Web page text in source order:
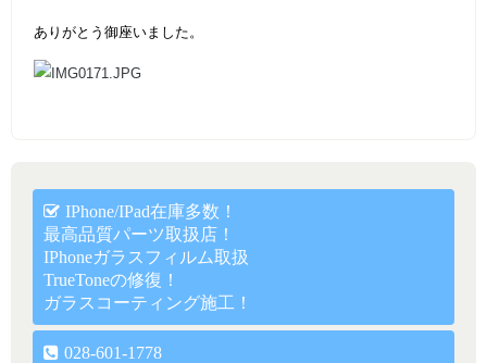
ありがとう御座いました。
IPhone/iPad在庫多数！
最高品質パーツ取扱店！
IPhoneガラスフィルム取扱
TrueToneの修復！
ガラスコーティング施工！
028-601-1778